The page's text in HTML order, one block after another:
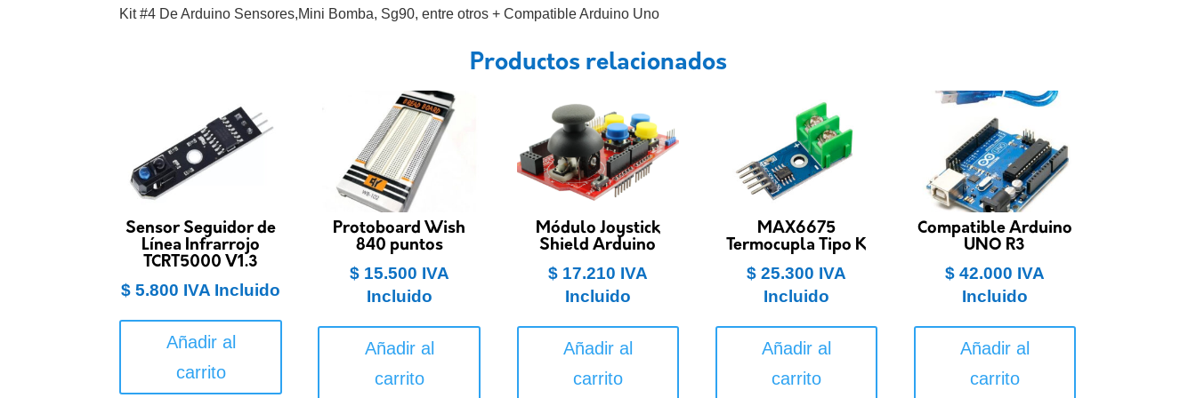
Kit #4 De Arduino Sensores,Mini Bomba, Sg90, entre otros + Compatible Arduino Uno
Productos relacionados
Sensor Seguidor de
Línea Infrarrojo
TCRT5000 V1.3
$ 5.800 IVA Incluido
Añadir al
carrito
Protoboard Wish
840 puntos
$15.500 IVA
Incluido
Añadir al
carrito
Módulo Joystick
Shield Arduino
$17.210 IVA
Incluido
Añadir al
carrito
MAX6675
Termocupla Tipo K
$25.300 IVA
Incluido
Añadir al
carrito
Compatible Arduino
UNO R3
$42.000 IVA
Incluido
Añadir al
carrito